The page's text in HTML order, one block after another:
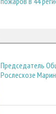
Председатель
Рослесхозе